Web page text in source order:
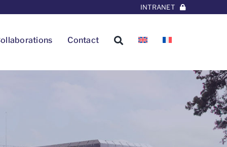
INTRANET
Contact